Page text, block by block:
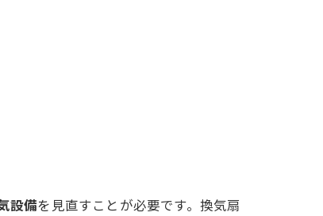
設備を見直すことが必要です。換気扇